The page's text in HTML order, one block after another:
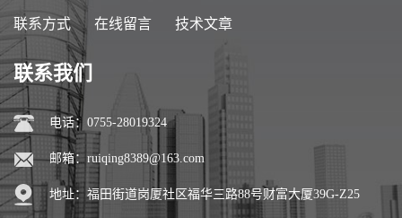
联系方式 在线留言 技术文章
联系我们
电话：0755-28019324
邮箱： ruiqing8389@163.com
地址：福田街道岗厦社区福华三路88号财富大厦39G-Z25